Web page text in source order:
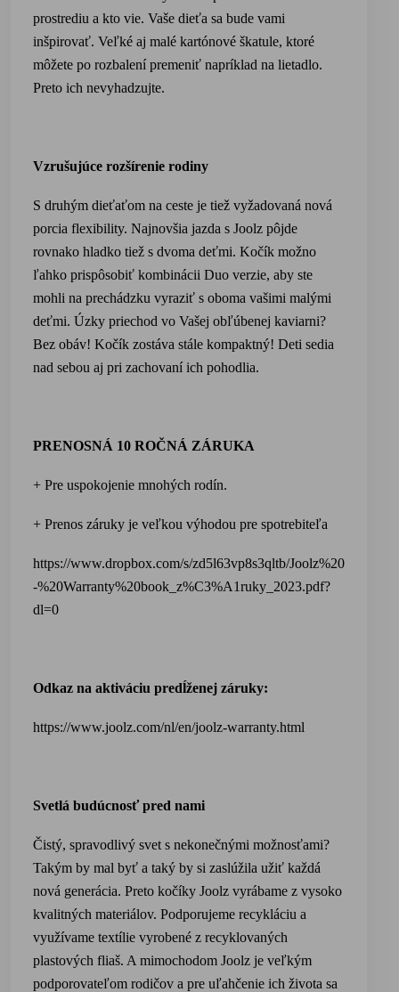
prostrediu a kto vie. Vaše dieťa sa bude vami
inšpirovať. Veľké aj malé kartónové škatule, ktoré
môžete po rozbalení premeniť napríklad na lietadlo.
Preto ich nevyhadzujte.
Vzrušujúce rozšírenie rodiny
S druhým dieťaťom na ceste je tiež vyžadovaná nová
porcia flexibility. Najnovšia jazda s Joolz pôjde
rovnako hladko tiež s dvoma deťmi. Kočík možno
ľahko prispôsobiť kombinácii Duo verzie, aby ste
mohli na prechádzku vyraziť s oboma vašimi malými
deťmi. Úzky priechod vo Vašej obľúbenej kaviarni?
Bez obáv! Kočík zostáva stále kompaktný! Deti sedia
nad sebou aj pri zachovaní ich pohodlia.
PRENOSNÁ 10 ROČNÁ ZÁRUKA
+ Pre uspokojenie mnohých rodín.
+ Prenos záruky je veľkou výhodou pre spotrebiteľa
https://www.dropbox.com/s/zd5l63vp8s3qltb/Joolz%20
-%20Warranty%20book_z%C3%A1ruky_2023.pdf?
dl=0
Odkaz na aktiváciu predĺženej záruky:
https://www.joolz.com/nl/en/joolz-warranty.html
Svetlá budúcnosť pred nami
Čistý, spravodlivý svet s nekonečnými možnosťami?
Takým by mal byť a taký by si zaslúžila užiť každá
nová generácia. Preto kočíky Joolz vyrábame z vysoko
kvalitných materiálov. Podporujeme recykláciu a
využívame textílie vyrobené z recyklovaných
plastových fliaš. A mimochodom Joolz je veľkým
podporovateľom rodičov a pre uľahčenie ich života sa